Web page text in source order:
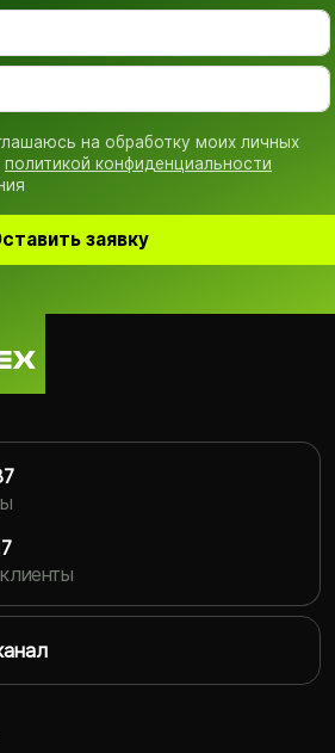
на обработку моих личных
политикой конфиденциальности
заявку